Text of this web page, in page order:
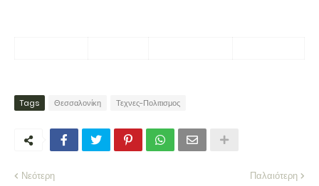
Tags Θεσσαλονίκη Τεχνες-Πολιτισμος
Νεότερη Παλαιότερη